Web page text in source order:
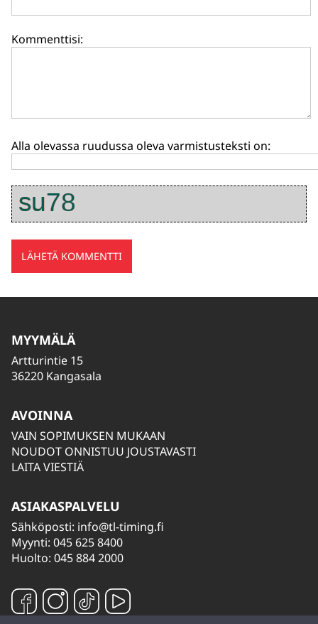
Kommenttisi:
Alla olevassa ruudussa oleva varmistusteksti on:
MYYMÄLÄ
Artturintie 15
36220 Kangasala
AVOINNA
VAIN SOPIMUKSEN MUKAAN
NOUDOT ONNISTUU JOUSTAVASTI
LAITA VIESTIÄ
ASIAKASPALVELU
Sähköposti: info@tl-timing.fi
Myynti: 045 625 8400
Huolto: 045 884 2000